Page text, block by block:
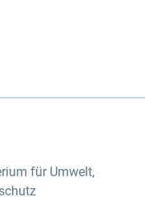
für Umwelt,